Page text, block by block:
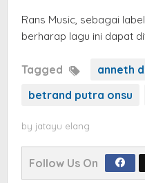
Rans Music, sebagai
berharap lagu ini dapat
Tagged
anneth
betrand putra onsu
by jatayu elang
Follow Us On